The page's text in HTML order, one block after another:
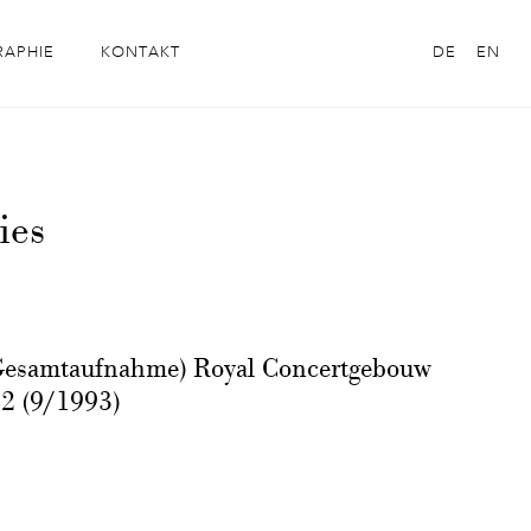
KONTAKT DE EN
Royal Concertgebouw
(9/1993)